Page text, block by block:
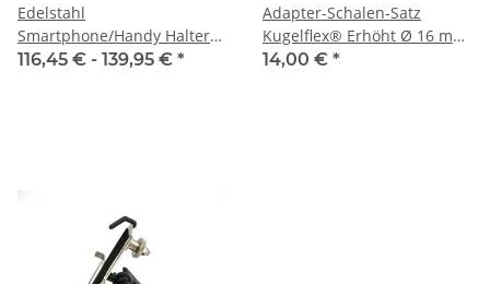
Edelstahl
Smartphone/Handy Halter
Kugelflex® zur Montage am
116,45 € - 139,95 € *
Adapter-Schalen-Satz
Kugelflex® Erhöht Ø 16 mm
auf 25,4 mm (1 Zoll)
14,00 € *